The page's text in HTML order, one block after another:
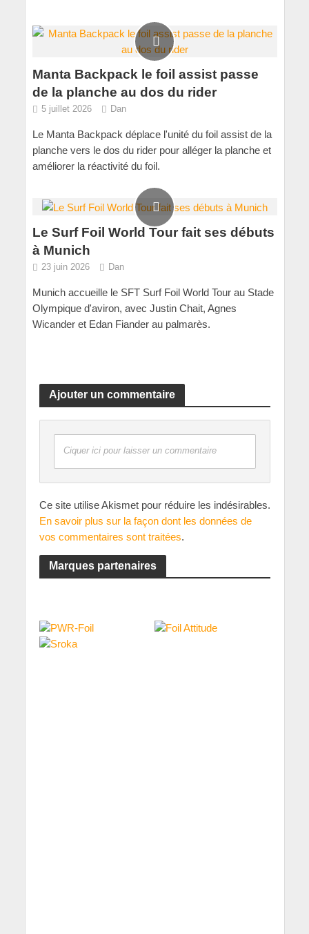
Manta Backpack le foil assist passe
de la planche au dos du rider
5 juillet 2026 Dan
Le Manta Backpack déplace l'unité du foil assist de la
planche vers le dos du rider pour alléger la planche et
améliorer la réactivité du foil.
Le Surf Foil World Tour fait ses débuts
à Munich
23 juin 2026 Dan
Munich accueille le SFT Surf Foil World Tour au Stade
Olympique d'aviron, avec Justin Chait, Agnes
Wicander et Edan Fiander au palmarès.
Ajouter un commentaire
Ciquer ici pour laisser un commentaire
Ce site utilise Akismet pour réduire les indésirables.
En savoir plus sur la façon dont les données de
vos commentaires sont traitées.
Marques partenaires